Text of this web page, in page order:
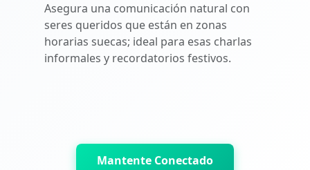
Asegura una comunicación natural con
seres queridos que están en zonas
horarias suecas; ideal para esas charlas
informales y recordatorios festivos.
Mantente Conectado